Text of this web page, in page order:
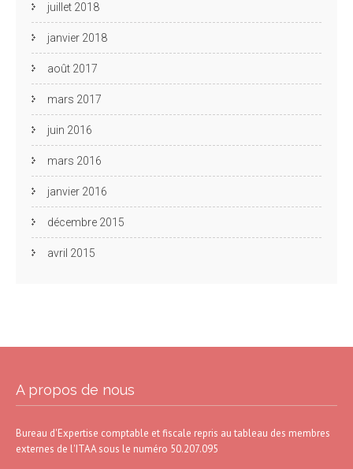
juillet 2018
janvier 2018
août 2017
mars 2017
juin 2016
mars 2016
janvier 2016
décembre 2015
avril 2015
A propos de nous
Bureau d'Expertise comptable et fiscale repris au tableau des membres
externes de l'ITAA sous le numéro 50.207.095